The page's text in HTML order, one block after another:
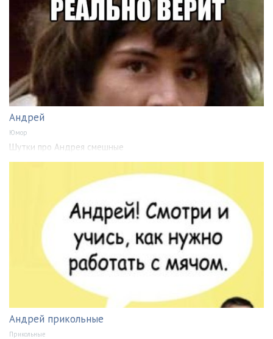
Андрей
Юмор
Шутки про Андрея смешные
Андрей прикольные
Прикольные